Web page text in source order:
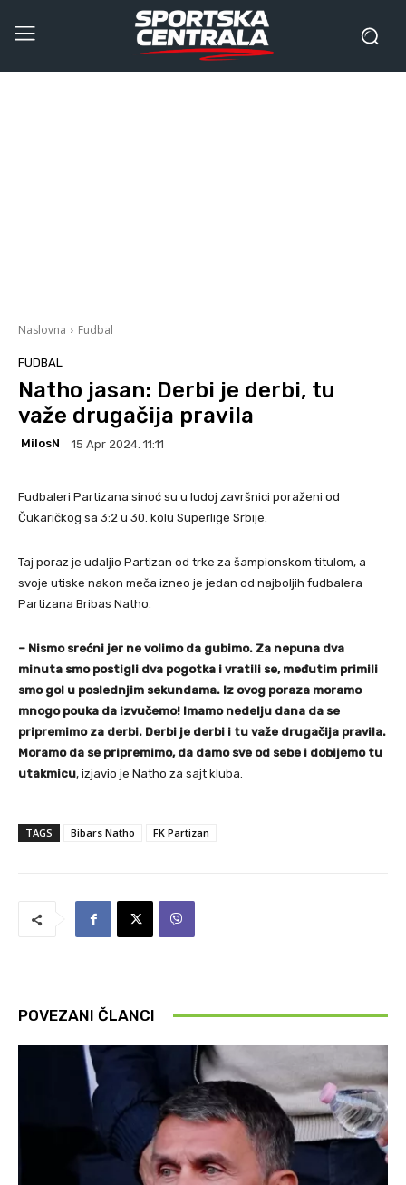
Naslovna Fudbal
FUDBAL
Natho jasan: Derbi je derbi, tu
važe drugačija pravila
MilosN 15 Apr 2024. 11:11
Fudbaleri Partizana sinoć su u ludoj završnici poraženi od
Čukaričkog sa 3:2 u 30. kolu Superlige Srbije.
Taj poraz je udaljio Partizan od trke za šampionskom titulom, a
svoje utiske nakon meča izneo je jedan od najboljih fudbalera
Partizana Bribas Natho.
– Nismo srećni jer ne volimo da gubimo. Za nepuna dva
minuta smo postigli dva pogotka i vratili se, međutim primili
smo gol u poslednjim sekundama. Iz ovog poraza moramo
mnogo pouka da izvučemo! Imamo nedelju dana da se
pripremimo za derbi. Derbi je derbi i tu važe drugačija pravila.
Moramo da se pripremimo, da damo sve od sebe i dobijemo tu
utakmicu, izjavio je Natho za sajt kluba.
TAGS Bibars Natho FK Partizan
POVEZANI ČLANCI